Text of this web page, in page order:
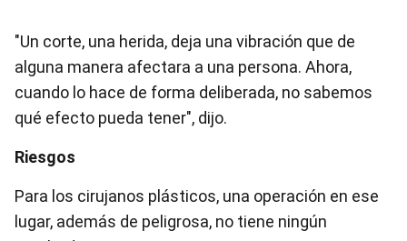
"Un corte, una herida, deja una vibración que de
alguna manera afectara a una persona. Ahora,
cuando lo hace de forma deliberada, no sabemos
qué efecto pueda tener", dijo.
Riesgos
Para los cirujanos plásticos, una operación en ese
lugar, además de peligrosa, no tiene ningún